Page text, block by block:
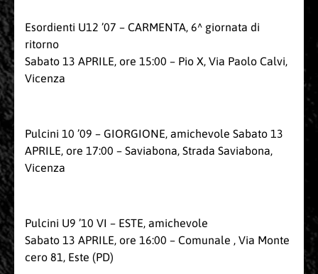
Esordienti U12 ’07 – CARMENTA, 6^ giornata di
ritorno
Sabato 13 APRILE, ore 15:00 – Pio X, Via Paolo Calvi,
Vicenza
Pulcini 10 ’09 – GIORGIONE, amichevole Sabato 13
APRILE, ore 17:00 – Saviabona, Strada Saviabona,
Vicenza
Pulcini U9 ’10 VI – ESTE, amichevole
Sabato 13 APRILE, ore 16:00 – Comunale , Via Monte
cero 81, Este (PD)